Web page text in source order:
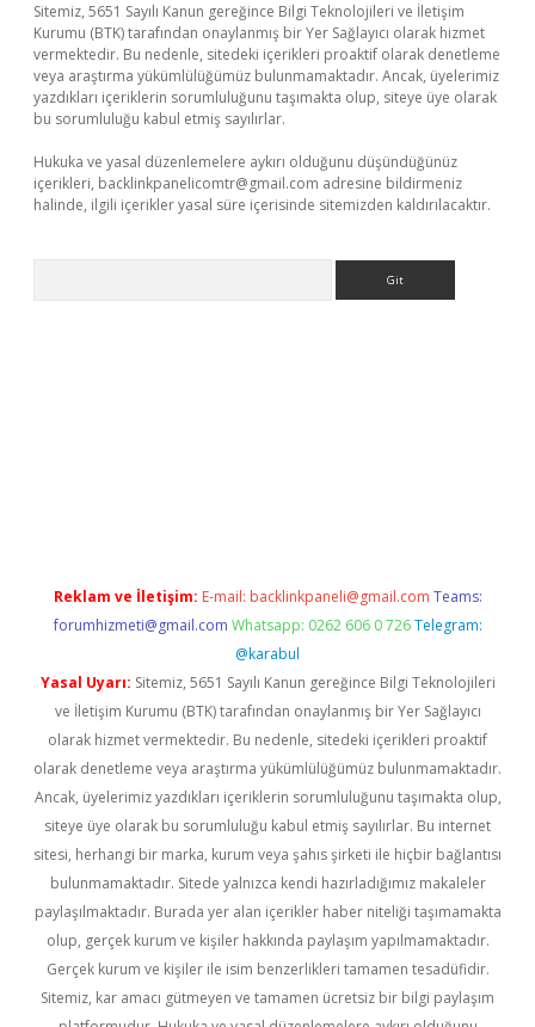
Sitemiz, 5651 Sayılı Kanun gereğince Bilgi Teknolojileri ve İletişim
Kurumu (BTK) tarafından onaylanmış bir Yer Sağlayıcı olarak hizmet
vermektedir. Bu nedenle, sitedeki içerikleri proaktif olarak denetleme
veya araştırma yükümlülüğümüz bulunmamaktadır. Ancak, üyelerimiz
yazdıkları içeriklerin sorumluluğunu taşımakta olup, siteye üye olarak
bu sorumluluğu kabul etmiş sayılırlar.
Hukuka ve yasal düzenlemelere aykırı olduğunu düşündüğünüz
içerikleri, backlinkpanelicomtr@gmail.com adresine bildirmeniz
halinde, ilgili içerikler yasal süre içerisinde sitemizden kaldırılacaktır.
Reklam ve İletişim: E-mail: backlinkpaneli@gmail.com Teams:
forumhizmeti@gmail.com Whatsapp: 0262 606 0 726 Telegram:
@karabul
Yasal Uyarı: Sitemiz, 5651 Sayılı Kanun gereğince Bilgi Teknolojileri
ve İletişim Kurumu (BTK) tarafından onaylanmış bir Yer Sağlayıcı
olarak hizmet vermektedir. Bu nedenle, sitedeki içerikleri proaktif
olarak denetleme veya araştırma yükümlülüğümüz bulunmamaktadır.
Ancak, üyelerimiz yazdıkları içeriklerin sorumluluğunu taşımakta olup,
siteye üye olarak bu sorumluluğu kabul etmiş sayılırlar. Bu internet
sitesi, herhangi bir marka, kurum veya şahıs şirketi ile hiçbir bağlantısı
bulunmamaktadır. Sitede yalnızca kendi hazırladığımız makaleler
paylaşılmaktadır. Burada yer alan içerikler haber niteliği taşımamakta
olup, gerçek kurum ve kişiler hakkında paylaşım yapılmamaktadır.
Gerçek kurum ve kişiler ile isim benzerlikleri tamamen tesadüfidir.
Sitemiz, kar amacı gütmeyen ve tamamen ücretsiz bir bilgi paylaşım